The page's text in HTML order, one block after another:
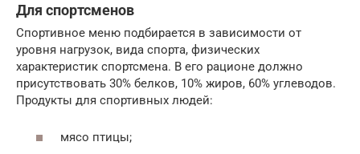
Для спортсменов
Спортивное меню подбирается в зависимости от
уровня нагрузок, вида спорта, физических
характеристик спортсмена. В его рационе должно
присутствовать 30% белков, 10% жиров, 60% углеводов.
Продукты для спортивных людей:
мясо птицы;